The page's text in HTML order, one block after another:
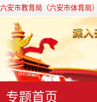
六安市教育局（六安市体育局）
专题首页